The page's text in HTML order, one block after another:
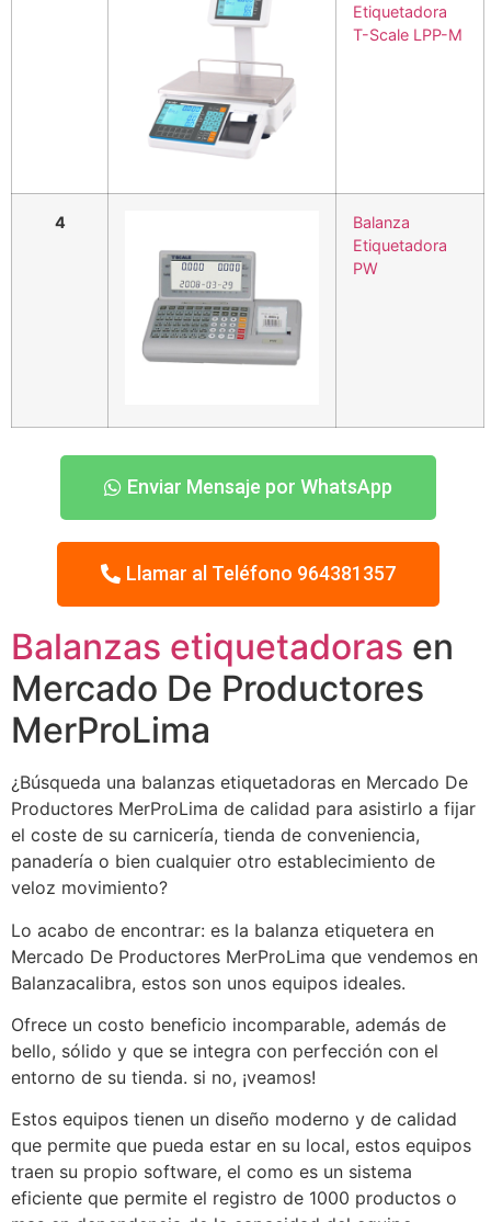
Etiquetadora
T-Scale LPP-M
4
Balanza
Etiquetadora
PW
Enviar Mensaje por WhatsApp
Llamar al Teléfono 964381357
Balanzas etiquetadoras en
Mercado De Productores
MerProLima
¿Búsqueda una balanzas etiquetadoras en Mercado De
Productores MerProLima de calidad para asistirlo a fijar
el coste de su carnicería, tienda de conveniencia,
panadería o bien cualquier otro establecimiento de
veloz movimiento?
Lo acabo de encontrar: es la balanza etiquetera en
Mercado De Productores MerProLima que vendemos en
Balanzacalibra, estos son unos equipos ideales.
Ofrece un costo beneficio incomparable, además de
bello, sólido y que se integra con perfección con el
entorno de su tienda. si no, ¡veamos!
Estos equipos tienen un diseño moderno y de calidad
que permite que pueda estar en su local, estos equipos
traen su propio software, el como es un sistema
eficiente que permite el registro de 1000 productos o